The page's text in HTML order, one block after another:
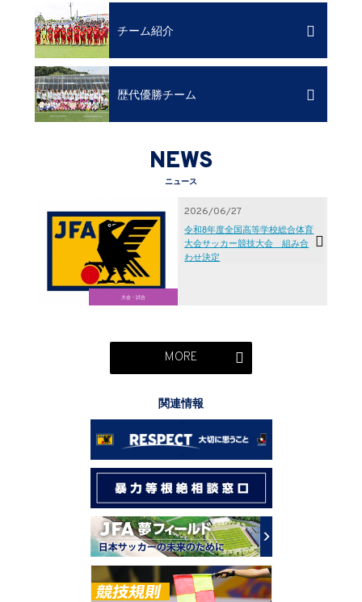
チーム紹介
歴代優勝チーム
NEWS
ニュース
大会・試合
2026/06/27
令和8年度全国高等学校総合体育
大会サッカー競技大会 組み合
わせ決定
MORE
関連情報